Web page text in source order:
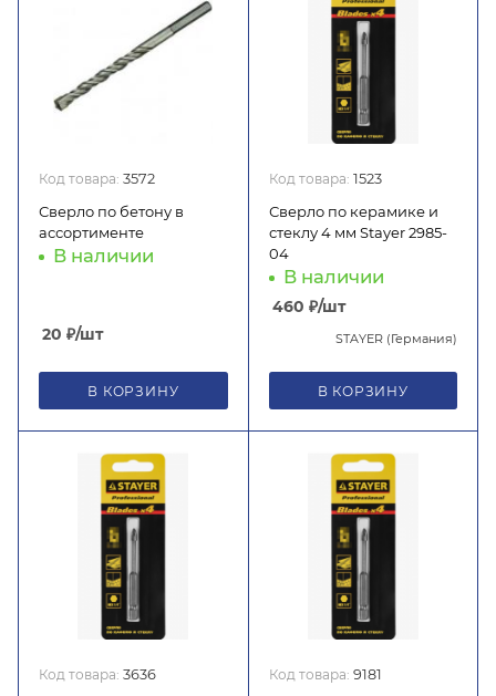
Код товара: 3572
Сверло по бетону в
ассортименте
В наличии
20 ₽/шт
В КОРЗИНУ
Код товара: 1523
Сверло по керамике и
стеклу 4 мм Stayer 2985-
04
В наличии
460 ₽/шт
STAYER (Германия)
В КОРЗИНУ
Код товара: 3636 Код товара: 9181